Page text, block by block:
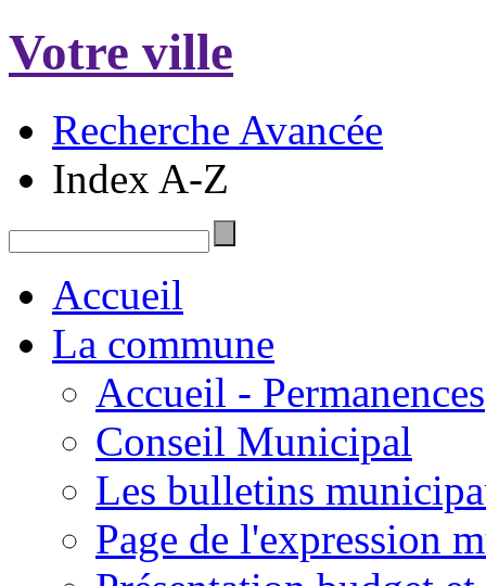
Votre ville
Recherche Avancée
Index A-Z
Accueil
La commune
Accueil - Permanences
Conseil Municipal
Les bulletins
Page de l'expression